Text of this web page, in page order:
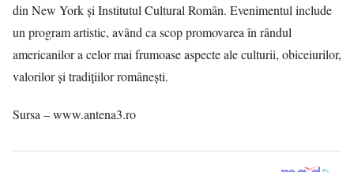
din New York şi Institutul Cultural Român. Evenimentul include
un program artistic, având ca scop promovarea în rândul
americanilor a celor mai frumoase aspecte ale culturii, obiceiurilor,
valorilor şi tradiţiilor româneşti.
Sursa – www.antena3.ro